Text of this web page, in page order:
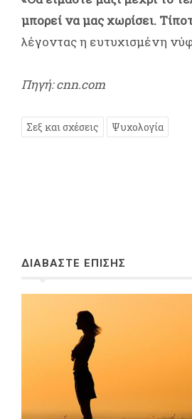
μπορεί να μας χωρίσει.
λέγοντας η ευτυχισμένη
Πηγή: cnn.com
Σεξ και σχέσεις Ψυχολογία
ΔΙΑΒΑΣΤΕ ΕΠΙΣΗΣ